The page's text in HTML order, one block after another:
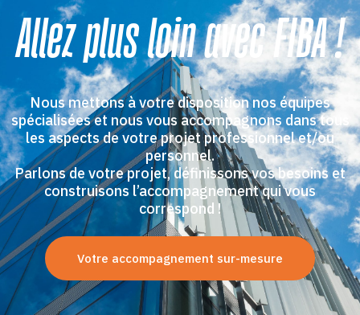
Allez plus loin avec FIBA !
Nous mettons à votre disposition nos équipes
spécialisées et nous vous accompagnons dans tous
les aspects de votre projet professionnel et/ou
personnel.
Parlons de votre projet, définissons vos besoins et
construisons l’accompagnement qui vous
correspond !
Votre accompagnement sur-mesure